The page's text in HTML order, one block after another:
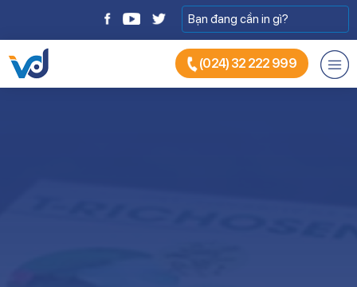
(024) 32 222 999